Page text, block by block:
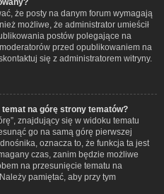
że posty na danym forum wymagają
możliwe, że administrator umieścił
postów polegające na
przed opublikowaniem na
się z administratorem witryny.
na górę strony tematów?
znajdujący się w widoku tematu
go na samą górę pierwszej
oznacza to, że funkcja ta jest
czas, zanim będzie możliwe
na przesunięcie tematu na
pamiętać, aby przy tym